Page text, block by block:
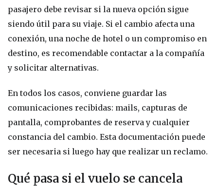
pasajero debe revisar si la nueva opción sigue
siendo útil para su viaje. Si el cambio afecta una
conexión, una noche de hotel o un compromiso en
destino, es recomendable contactar a la compañía
y solicitar alternativas.
En todos los casos, conviene guardar las
comunicaciones recibidas: mails, capturas de
pantalla, comprobantes de reserva y cualquier
constancia del cambio. Esta documentación puede
ser necesaria si luego hay que realizar un reclamo.
Qué pasa si el vuelo se cancela